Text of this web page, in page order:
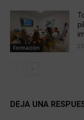
Formación
DEJA UNA